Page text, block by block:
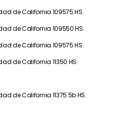
de California 109575 HS.
de California 109550 HS.
de California 109575 HS.
de California 11350 HS.
de California 11375.5b HS.